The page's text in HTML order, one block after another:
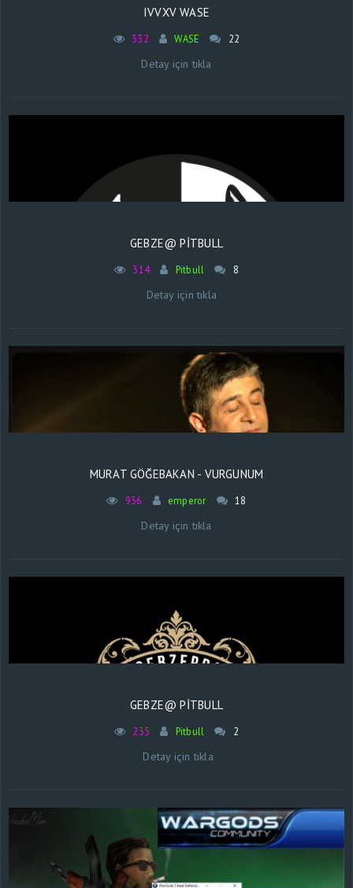
IVVXV WASE
332 WASE 22
Detay için tıkla
GEBZE@ PİTBULL
314 Pitbull 8
Detay için tıkla
MURAT GÖĞEBAKAN - VURGUNUM
936 emperor 18
Detay için tıkla
GEBZE@ PİTBULL
235 Pitbull 2
Detay için tıkla